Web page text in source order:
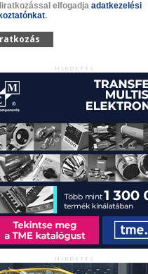
elfogadja adatkezelési
.
HIRDETÉS
HIRDETÉS